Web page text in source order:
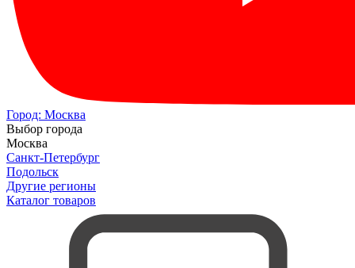
Город: Москва
Выбор города
Москва
Санкт-Петербург
Подольск
Другие регионы
Каталог товаров